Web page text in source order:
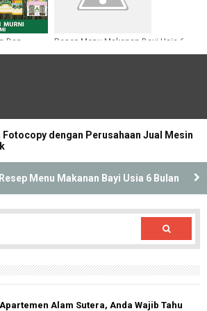
Dan
Resep Menu Makanan Bayi Usia 6
Fotocopy dengan Perusahaan Jual Mesin
Resep Menu Makanan Bayi Usia 6 Bulan
Alam Sutera, Anda Wajib Tahu